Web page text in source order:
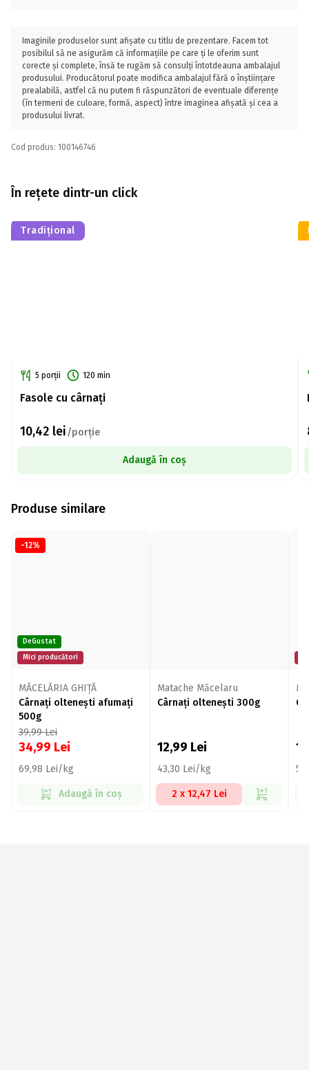
Imaginile produselor sunt afișate cu titlu de prezentare. Facem tot
posibilul să ne asigurăm că informațiile pe care ți le oferim sunt
corecte și complete, însă te rugăm să consulți întotdeauna ambalajul
produsului. Producătorul poate modifica ambalajul fără o înștiințare
prealabilă, astfel că nu putem fi răspunzători de eventuale diferențe
(în termeni de culoare, formă, aspect) între imaginea afișată și cea a
produsului livrat.
Cod produs: 100146746
În rețete dintr-un click
Tradițional
5 porții 120 min
Fasole cu cârnați
10,42 lei/porție
Adaugă în coș
Produse similare
-12%
DeGustat
Mici producători
MĂCELĂRIA GHIȚĂ
Cârnați oltenești afumați
500g
39,99Lei
34,99 Lei
69,98 Lei/kg
Adaugă în coș
Matache Măcelaru
Cârnați oltenești 300g
12,99 Lei
43,30 Lei/kg
2 x 12,47 Lei